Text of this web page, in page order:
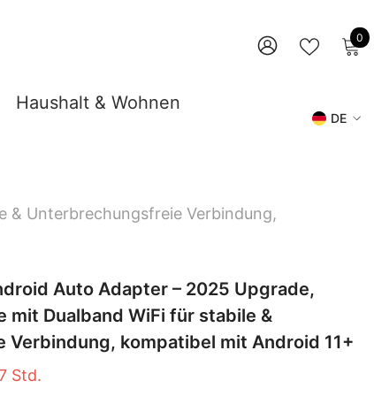
00
Haushalt & Wohnen
DE
& Unterbrechungsfreie Verbindung,
Auto Adapter – 2025 Upgrade,
mit Dualband WiFi für stabile &
kompatibel mit Android 11+
Std.